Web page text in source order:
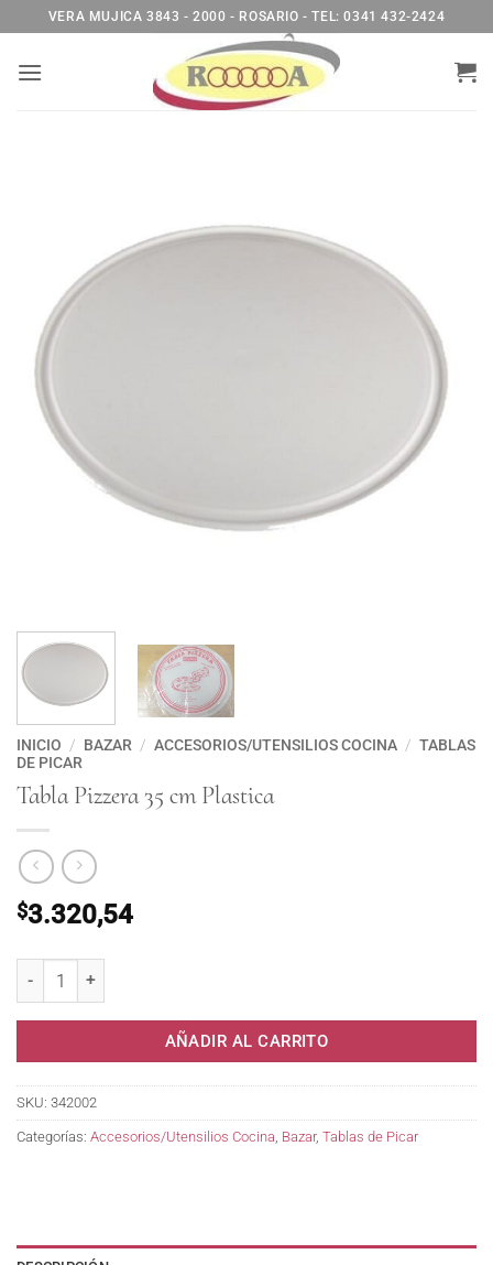
al
contenido
VERA MUJICA 3843 - 2000 - ROSARIO - TEL: 0341 432-2424
INICIO / BAZAR / ACCESORIOS/UTENSILIOS COCINA / TABLAS
DE PICAR
Tabla Pizzera 35 cm Plastica
$3.320,54
AÑADIR AL CARRITO
SKU: 342002
Categorías: Accesorios/Utensilios Cocina, Bazar, Tablas de Picar